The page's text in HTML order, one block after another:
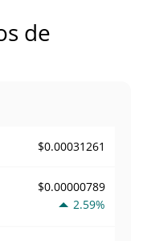
de
$0.00031261
$0.00000789
2.59%